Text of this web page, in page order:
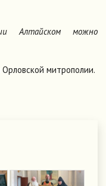
Алтайском можно
митрополии.